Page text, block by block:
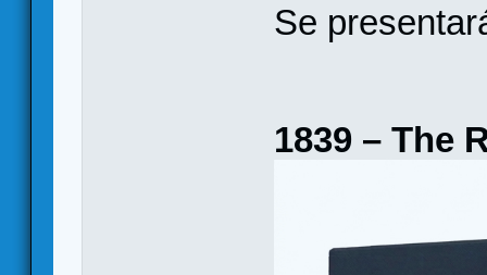
Se
1839 – The